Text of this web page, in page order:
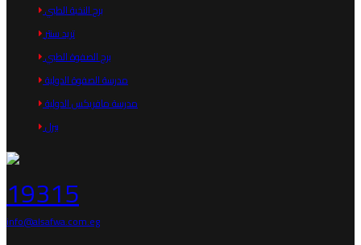
برج النخبة الطبي
تريد سنتر
برج الصفوة الطبي
مدرسة الصفوة الدولية
مدرسة مافريكس الدولية
بيرل
19315
info@alsafwa.com.eg